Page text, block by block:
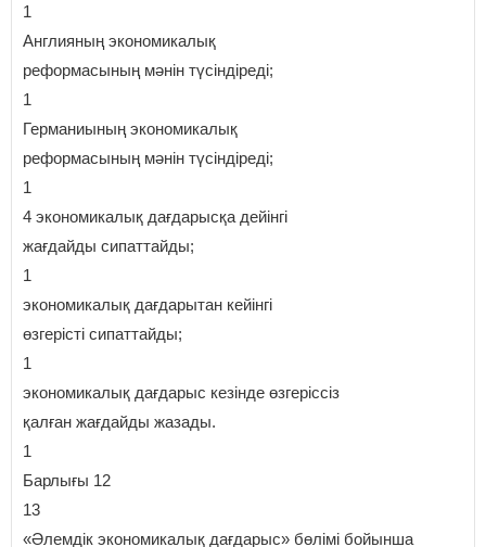
1
Англияның экономикалық
реформасының мәнін түсіндіреді;
1
Германиының экономикалық
реформасының мәнін түсіндіреді;
1
4 экономикалық дағдарысқа дейінгі
жағдайды сипаттайды;
1
экономикалық дағдарытан кейінгі
өзгерісті сипаттайды;
1
экономикалық дағдарыс кезінде өзгеріссіз
қалған жағдайды жазады.
1
Барлығы 12
13
«Әлемдік экономикалық дағдарыс» бөлімі бойынша